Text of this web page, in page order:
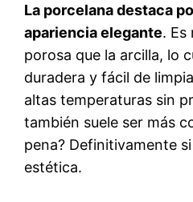
La porcelana destaca
apariencia elegante. Es
porosa que la arcilla, lo
duradera y fácil de
altas temperaturas sin
también suele ser más
pena? Definitivamente
estética.